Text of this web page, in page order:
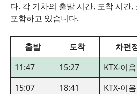
다. 각 기차의 출발 시간, 도착 시간,
포함하고 있습니다.
출발 도착 차편
11:47
15:27 KTX-이음
15:07
18:41 KTX-이음